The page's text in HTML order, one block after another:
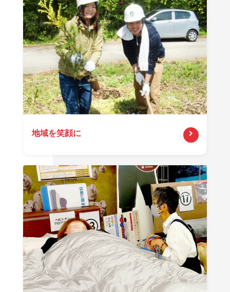
地域を笑顔に